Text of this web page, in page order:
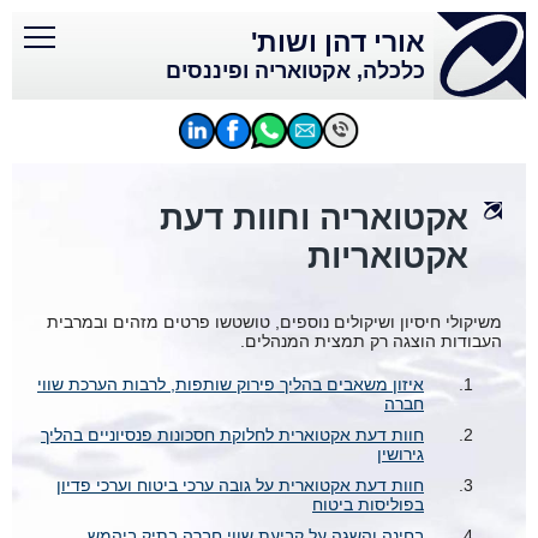
אורי דהן ושות'
כלכלה, אקטואריה ופיננסים
אקטואריה וחוות דעת
אקטואריות
משיקולי חיסיון ושיקולים נוספים, טושטשו פרטים מזהים ובמרבית
העבודות הוצגה רק תמצית המנהלים.
איזון משאבים בהליך פירוק שותפות, לרבות הערכת שווי
חברה
מסוג
PDF
חוות דעת אקטוארית לחלוקת חסכונות פנסיוניים בהליך
גירושין
מסוג
PDF
חוות דעת אקטוארית על גובה ערכי ביטוח וערכי פדיון
בפוליסות ביטוח